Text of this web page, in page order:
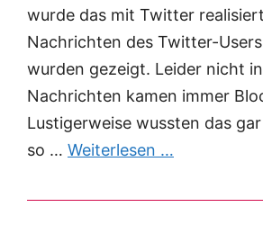
wurde das mit Twitter
Nachrichten des Twitter-Users
wurden gezeigt. Leider nicht
Nachrichten kamen immer
Lustigerweise wussten das
so … Weiterlesen …